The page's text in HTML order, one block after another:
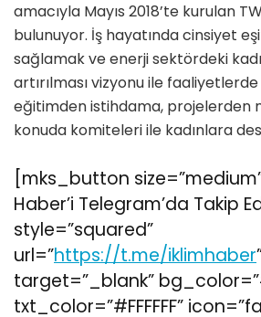
amacıyla Mayıs 2018’te kurulan
bulunuyor. İş hayatında cinsiyet
sağlamak ve enerji sektördeki
artırılması vizyonu ile
eğitimden istihdama, projelerden
konuda komiteleri ile kadınlara
[mks_button
Haber’i Telegram’da Takip
style=”squared”
url=”https://t.me/iklimhaber
target=”_blank”
txt_color=”#FFFFFF”